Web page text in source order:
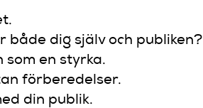
både dig själv och publiken?
en styrka.
förberedelser.
din publik.